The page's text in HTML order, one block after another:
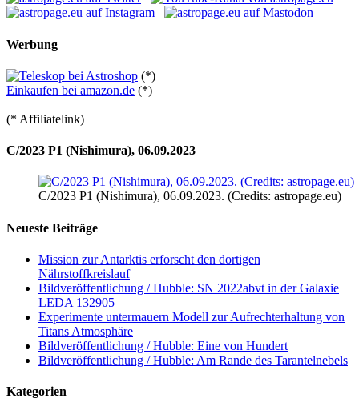
Werbung
(*)
Einkaufen bei amazon.de (*)
(* Affiliatelink)
C/2023 P1 (Nishimura), 06.09.2023
C/2023 P1 (Nishimura), 06.09.2023. (Credits: astropage.eu)
Neueste Beiträge
Mission zur Antarktis erforscht den dortigen
Nährstoffkreislauf
Bildveröffentlichung / Hubble: SN 2022abvt in der Galaxie
LEDA 132905
Experimente untermauern Modell zur Aufrechterhaltung von
Titans Atmosphäre
Bildveröffentlichung / Hubble: Eine von Hundert
Bildveröffentlichung / Hubble: Am Rande des Tarantelnebels
Kategorien